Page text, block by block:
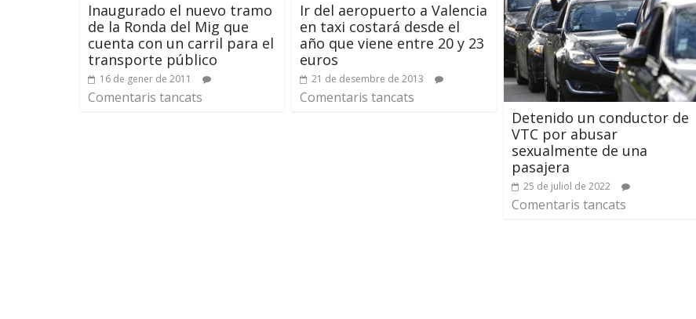
Inaugurado el nuevo tramo
de la Ronda del Mig que
cuenta con un carril para el
transporte público
16 de gener de 2011
Comentaris tancats
Ir del aeropuerto a Valencia
en taxi costará desde el
año que viene entre 20 y 23
euros
21 de desembre de 2013
Comentaris tancats
Detenido un conductor de
VTC por abusar
sexualmente de una
pasajera
25 de juliol de 2022
Comentaris tancats